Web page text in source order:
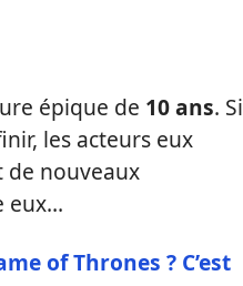
épique de 10 ans. Si
les acteurs eux
de nouveaux
eux…
of Thrones ? C’est